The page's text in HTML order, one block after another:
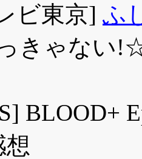
ビ東京] ふ
きゃない
BLOOD+